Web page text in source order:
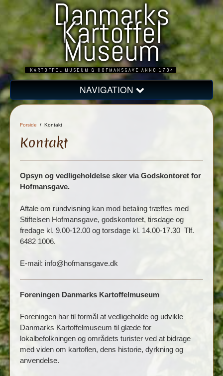
Danmarks
Kartoffel
Museum
KARTOFFEL MUSEUM & HOFMANSGAVE ANNO 1784
NAVIGATION
Forside
Museets historie
Kartoflens historie
Faner
Kontakt
Forside / Kontakt
Kontakt
Opsyn og vedligeholdelse sker via Godskontoret for
Hofmansgave.
Aftale om rundvisning kan mod betaling træffes med
Stiftelsen Hofmansgave, godskontoret, tirsdage og
fredage kl. 9.00-12.00 og torsdage kl. 14.00-17.30 Tlf.
6482 1006.
E-mail: info@hofmansgave.dk
Foreningen Danmarks Kartoffelmuseum
Foreningen har til formål at vedligeholde og udvikle
Danmarks Kartoffelmuseum til glæde for
lokalbefolkningen og områdets turister ved at bidrage
med viden om kartoflen, dens historie, dyrkning og
anvendelse.